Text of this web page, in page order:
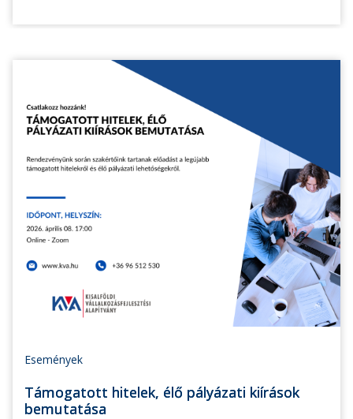
Események
Támogatott hitelek, élő pályázati kiírások
bemutatása